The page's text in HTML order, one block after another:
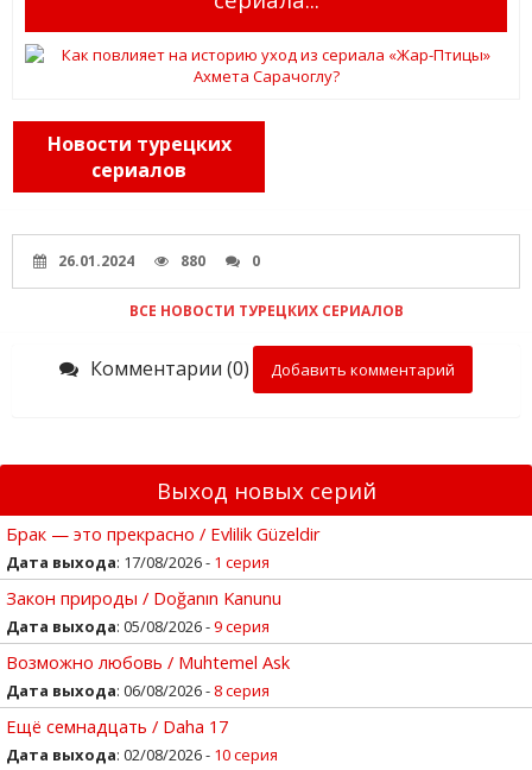
Новости турецких
сериалов
26.01.2024 880 0
ВСЕ НОВОСТИ ТУРЕЦКИХ СЕРИАЛОВ
Комментарии (0) Добавить комментарий
Выход новых серий
Брак — это прекрасно / Evlilik Güzeldir
Дата выхода: 17/08/2026 - 1 серия
Закон природы / Doğanın Kanunu
Дата выхода: 05/08/2026 -9 серия
Возможно любовь / Muhtemel Ask
Дата выхода: 06/08/2026 - 8 серия
Ещё семнадцать / Daha 17
Дата выхода: 02/08/2026 - 10 серия